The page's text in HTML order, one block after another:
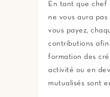
En tant que chef
ne vous aura pas
vous payez,
contributions
formation des
activité ou en
mutualisés sont